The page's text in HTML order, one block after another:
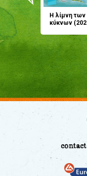
Η λίμνη των
κύκνων